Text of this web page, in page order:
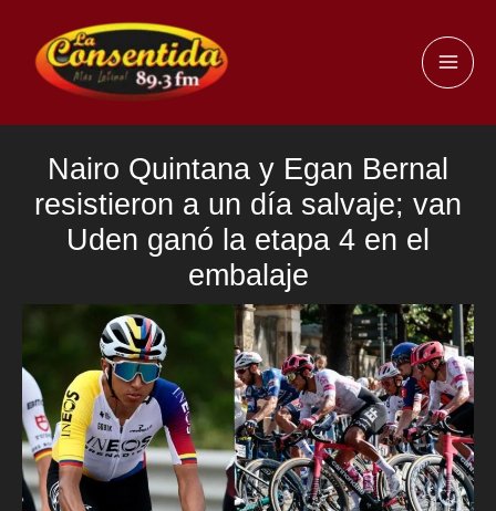
contenido
Nairo Quintana y Egan Bernal
resistieron a un día salvaje; van
Uden ganó la etapa 4 en el
embalaje